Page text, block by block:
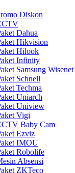
Diskon
Dahua
Hikvision
Hilook
Infinity
Samsung Wisenet
Schnell
Techma
Uniarch
Uniview
Vigi
Baby Cam
Ezviz
IMOU
Robolife
Absensi
ZKTeco